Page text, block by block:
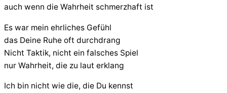
auch wenn die Wahrheit schmerzhaft ist
Es war mein ehrliches Gefühl
das Deine Ruhe oft durchdrang
Nicht Taktik, nicht ein falsches Spiel
nur Wahrheit, die zu laut erklang
Ich bin nicht wie die, die Du kennst